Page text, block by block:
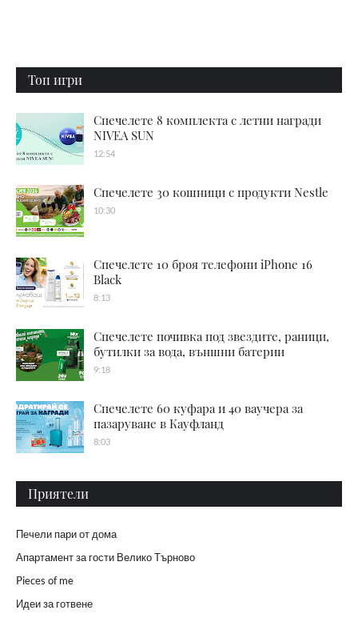
Топ игри
Спечелете 8 комплекта с летни награди
NIVEA SUN
12:54
Спечелете 30 кошници с продукти Nestle
10:30
Спечелете 10 броя телефони iPhone 16
Black
8:13
Спечелете почивка под звездите, раници,
бутилки за вода, външни батерии
9:18
Спечелете 60 куфара и 40 ваучера за
пазаруване в Кауфланд
8:03
Приятели
Печели пари от дома
Апартамент за гости Велико Търново
Pieces of me
Идеи за готвене